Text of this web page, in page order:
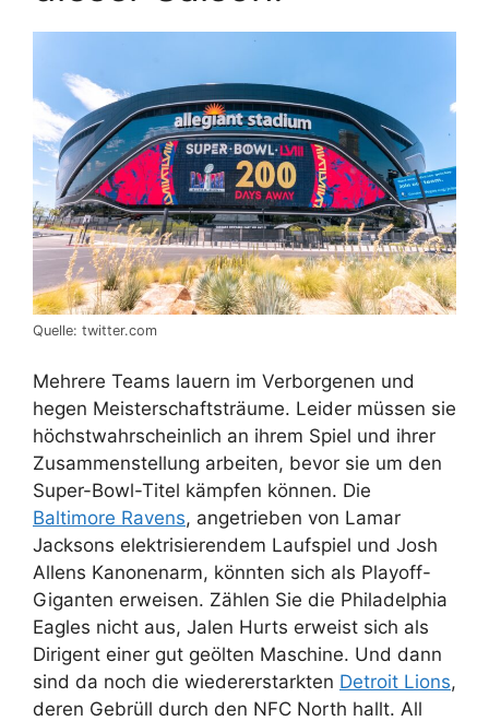
Quelle: twitter.com
Mehrere Teams lauern im Verborgenen und
hegen Meisterschaftsträume. Leider müssen sie
höchstwahrscheinlich an ihrem Spiel und ihrer
Zusammenstellung arbeiten, bevor sie um den
Super-Bowl-Titel kämpfen können. Die
Baltimore Ravens, angetrieben von Lamar
Jacksons elektrisierendem Laufspiel und Josh
Allens Kanonenarm, könnten sich als Playoff-
Giganten erweisen. Zählen Sie die Philadelphia
Eagles nicht aus, Jalen Hurts erweist sich als
Dirigent einer gut geölten Maschine. Und dann
sind da noch die wiedererstarkten Detroit Lions,
deren Gebrüll durch den NFC North hallt. All